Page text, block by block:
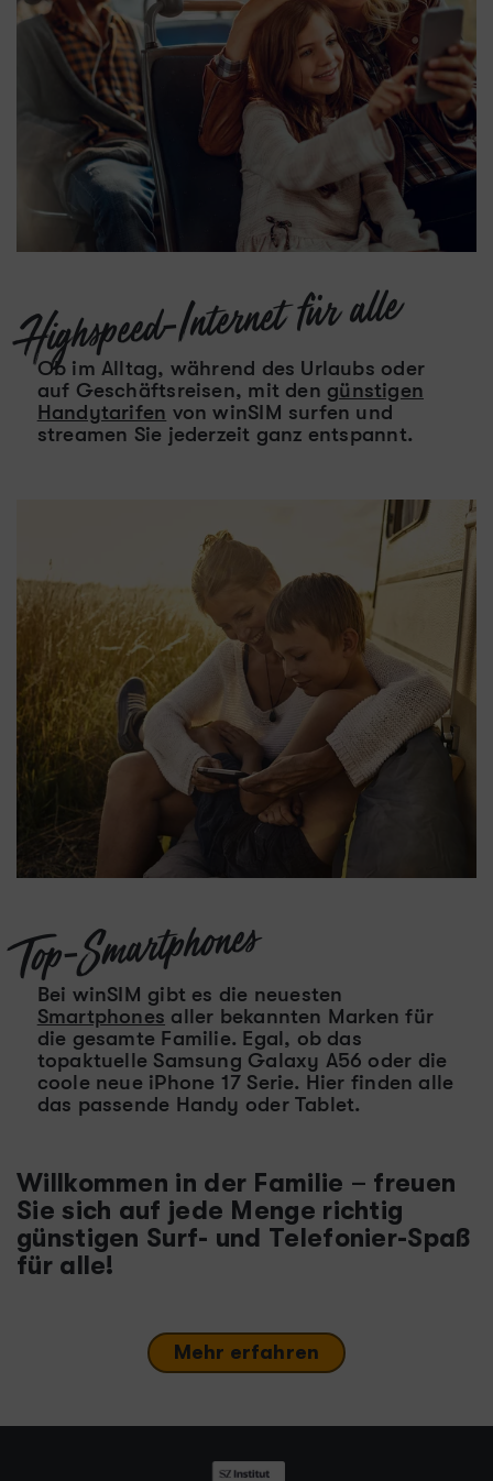
Highspeed-Internet für alle
Ob im Alltag, während des Urlaubs oder
auf Geschäftsreisen, mit den günstigen
Handytarifen von winSIM surfen und
streamen Sie jederzeit ganz entspannt.
Top-Smartphones
Bei winSIM gibt es die neuesten
Smartphones aller bekannten Marken für
die gesamte Familie. Egal, ob das
topaktuelle Samsung Galaxy A56 oder die
coole neue iPhone 17 Serie. Hier finden alle
das passende Handy oder Tablet.
Willkommen in der Familie – freuen
Sie sich auf jede Menge richtig
günstigen Surf- und Telefonier-Spaß
für alle!
Mehr erfahren